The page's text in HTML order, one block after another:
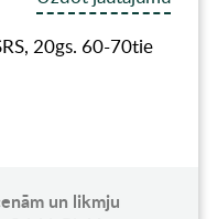
20gs. 60-70tie
un likmju